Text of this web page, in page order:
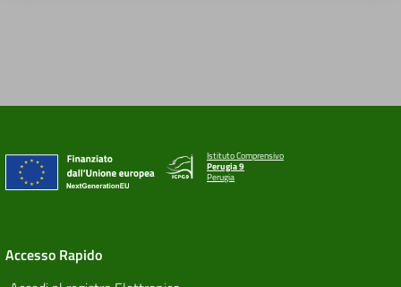
Istituto Comprensivo
Perugia 9
Perugia
Accesso Rapido